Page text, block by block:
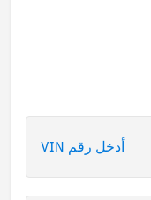
أدخل رقم VIN